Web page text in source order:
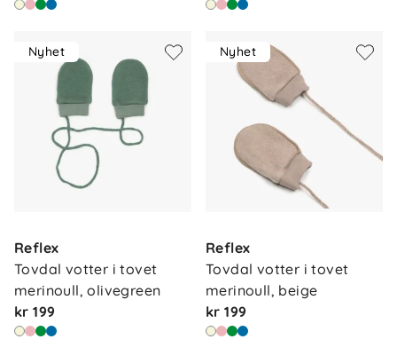
Nyhet
Reflex
Tovdal votter i tovet
merinoull, olivegreen
kr 199
Nyhet
Reflex
Tovdal votter i tovet
merinoull, beige
kr 199